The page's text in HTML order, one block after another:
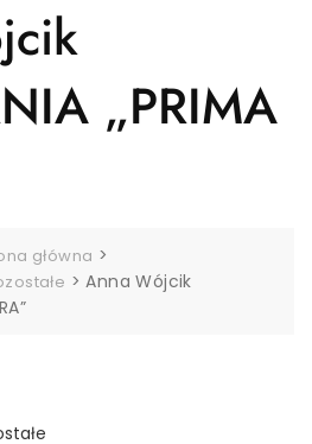
„PRIMA
główna >
>Anna Wójcik